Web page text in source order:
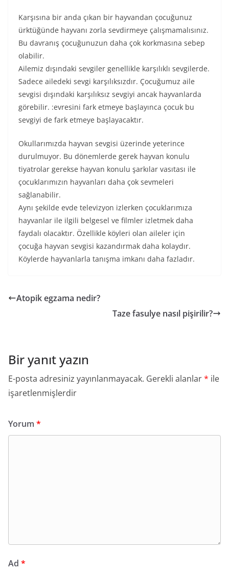
Karşısına bir anda çıkan bir hayvandan çocuğunuz
ürktüğünde hayvanı zorla sevdirmeye çalışmamalısınız.
Bu davranış çocuğunuzun daha çok korkmasına sebep
olabilir.
Ailemiz dışındaki sevgiler genellikle karşılıklı sevgilerde.
Sadece ailedeki sevgi karşılıksızdır. Çocuğumuz aile
sevgisi dışındaki karşılıksız sevgiyi ancak hayvanlarda
görebilir. :evresini fark etmeye başlayınca çocuk bu
sevgiyi de fark etmeye başlayacaktır.
Okullarımızda hayvan sevgisi üzerinde yeterince
durulmuyor. Bu dönemlerde gerek hayvan konulu
tiyatrolar gerekse hayvan konulu şarkılar vasıtası ile
çocuklarımızın hayvanları daha çok sevmeleri
sağlanabilir.
Aynı şekilde evde televizyon izlerken çocuklarımıza
hayvanlar ile ilgili belgesel ve filmler izletmek daha
faydalı olacaktır. Özellikle köyleri olan aileler için
çocuğa hayvan sevgisi kazandırmak daha kolaydır.
Köylerde hayvanlarla tanışma imkanı daha fazladır.
Atopik egzama nedir?
Taze fasulye nasıl pişirilir?
Bir yanıt yazın
E-posta adresiniz yayınlanmayacak. Gerekli alanlar* ile
işaretlenmişlerdir
Yorum *
Ad *